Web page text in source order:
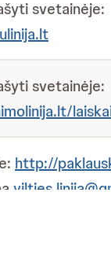
svetainėje:
svetainėje:
http://